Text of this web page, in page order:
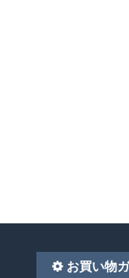
お買い物